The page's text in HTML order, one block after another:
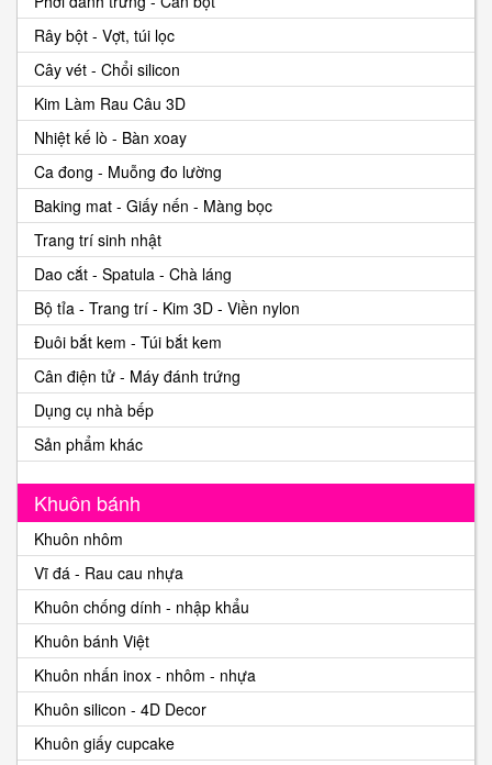
Rây bột - Vợt, túi lọc
Cây vét - Chổi silicon
Kim Làm Rau Câu 3D
Nhiệt kế lò - Bàn xoay
Ca đong - Muỗng đo lường
Baking mat - Giấy nến - Màng bọc
Trang trí sinh nhật
Dao cắt - Spatula - Chà láng
Bộ tỉa - Trang trí - Kim 3D - Viền nylon
Đuôi bắt kem - Túi bắt kem
Cân điện tử - Máy đánh trứng
Dụng cụ nhà bếp
Sản phẩm khác
Khuôn bánh
Khuôn nhôm
Vĩ đá - Rau cau nhựa
Khuôn chống dính - nhập khẩu
Khuôn bánh Việt
Khuôn nhấn inox - nhôm - nhựa
Khuôn silicon - 4D Decor
Khuôn giấy cupcake